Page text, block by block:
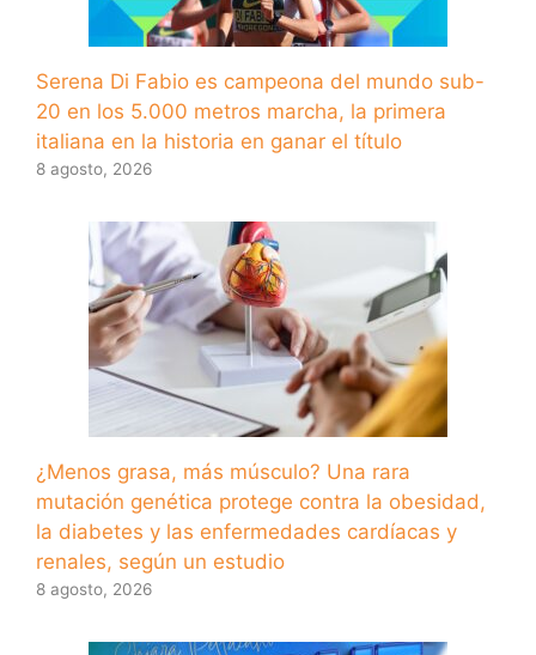
Serena Di Fabio es campeona del mundo sub-
20 en los 5.000 metros marcha, la primera
italiana en la historia en ganar el título
8 agosto, 2026
¿Menos grasa, más músculo? Una rara
mutación genética protege contra la obesidad,
la diabetes y las enfermedades cardíacas y
renales, según un estudio
8 agosto, 2026